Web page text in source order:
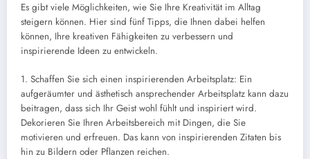
Es gibt viele Möglichkeiten, wie Sie Ihre Kreativität im Alltag
steigern können. Hier sind fünf Tipps, die Ihnen dabei helfen
können, Ihre kreativen Fähigkeiten zu verbessern und
inspirierende Ideen zu entwickeln.
1. Schaffen Sie sich einen inspirierenden Arbeitsplatz: Ein
aufgeräumter und ästhetisch ansprechender Arbeitsplatz kann dazu
beitragen, dass sich Ihr Geist wohl fühlt und inspiriert wird.
Dekorieren Sie Ihren Arbeitsbereich mit Dingen, die Sie
motivieren und erfreuen. Das kann von inspirierenden Zitaten bis
hin zu Bildern oder Pflanzen reichen.